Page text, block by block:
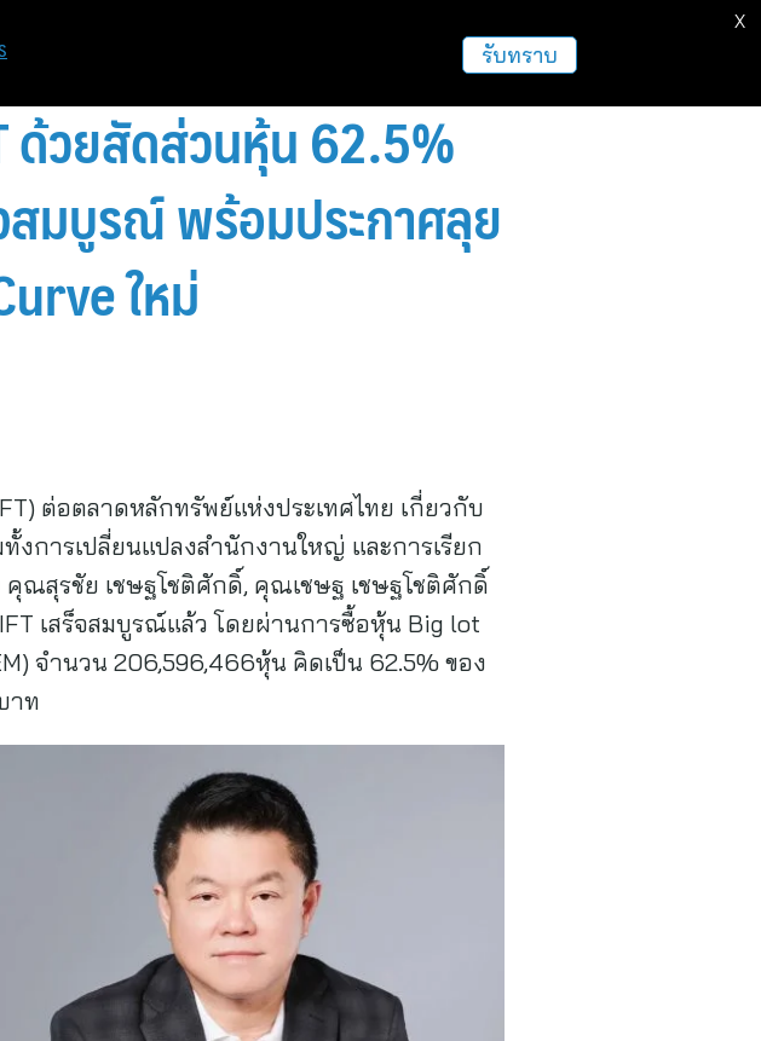
ฝากข่าวประชาสัมพันธ์
ด้วยสัดส่วนหุ้น 62.5%
สมบูรณ์ พร้อมประกาศลุย
ใหม่
ต่อตลาดหลักทรัพย์แห่งประเทศไทย เกี่ยวกับ
งการเปลี่ยนแปลงสำนักงานใหญ่ และการเรียก
สุรชัย เชษฐโชติศักดิ์, คุณเชษฐ เชษฐโชติศักดิ์
เสร็จสมบูรณ์แล้ว โดยผ่านการซื้อหุ้น Big lot
จำนวน 206,596,466หุ้น คิดเป็น 62.5% ของ
าท
รับทราบ
X